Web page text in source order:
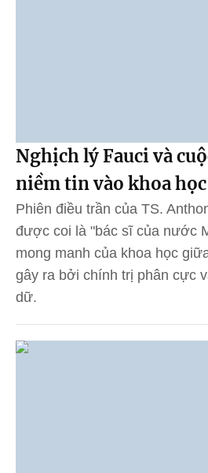
Nghịch lý Fauci và
niềm tin vào khoa học
Phiên điều trần của TS.
được coi là "bác sĩ của nước
mong manh của khoa học
gây ra bởi chính trị phân cực
dữ.